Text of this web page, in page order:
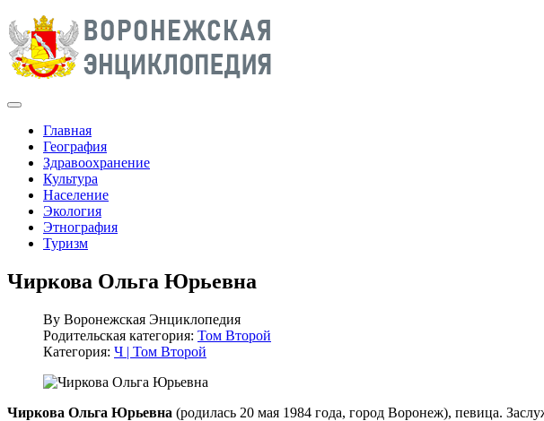
Главная
География
Здравоохранение
Культура
Население
Экология
Этнография
Туризм
Чиркова Ольга Юрьевна
By Воронежская Энциклопедия
Родительская категория: Том Второй
Категория: Ч | Том Второй
Чиркова Ольга Юрьевна (родилась 20 мая 1984 года, город Воронеж), певица.